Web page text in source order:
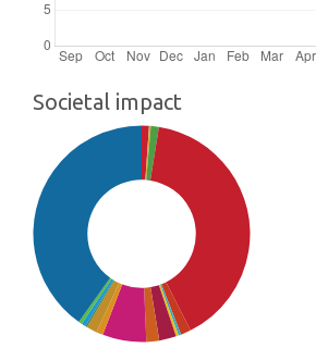
Societal impact